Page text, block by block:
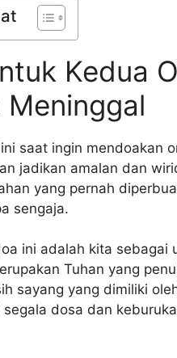
Kedua
Meninggal
saat ingin mendoakan
jadikan amalan dan
yang pernah
sengaja.
ini adalah kita sebagai
Tuhan yang
sayang yang dimiliki
segala dosa dan